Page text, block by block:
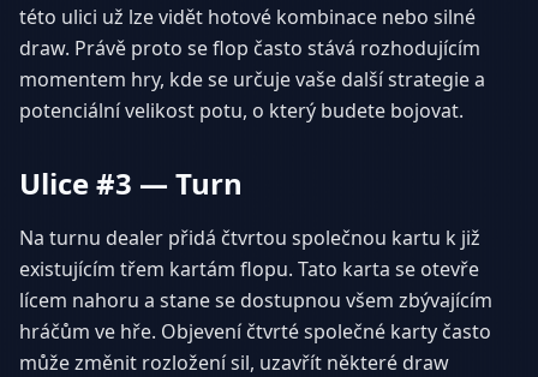
této ulici už lze vidět hotové kombinace nebo silné
draw. Právě proto se flop často stává rozhodujícím
momentem hry, kde se určuje vaše další strategie a
potenciální velikost potu, o který budete bojovat.
Ulice #3 — Turn
Na turnu dealer přidá čtvrtou společnou kartu k již
existujícím třem kartám flopu. Tato karta se otevře
lícem nahoru a stane se dostupnou všem zbývajícím
hráčům ve hře. Objevení čtvrté společné karty často
může změnit rozložení sil, uzavřít některé draw